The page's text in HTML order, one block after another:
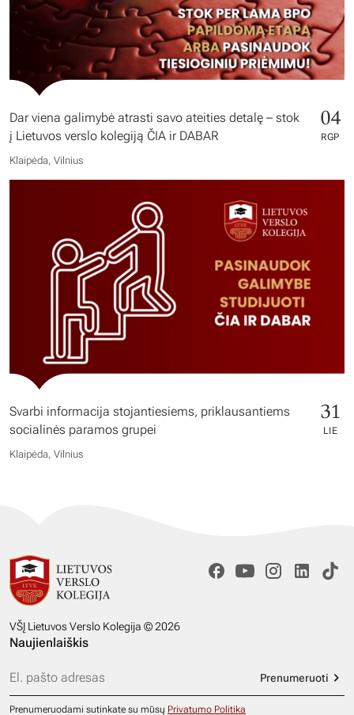
Dar viena galimybė atrasti savo ateities detalę – stok
į Lietuvos verslo kolegiją ČIA ir DABAR
04
RGP
Klaipėda, Vilnius
Svarbi informacija stojantiesiems, priklausantiems
socialinės paramos grupei
31
LIE
Klaipėda, Vilnius
VŠĮ Lietuvos Verslo Kolegija © 2026
Naujienlaiškis
Prenumeruoti
Prenumeruodami sutinkate su mūsų Privatumo Politika